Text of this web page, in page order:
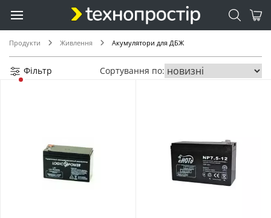
Продукти Живлення Акумулятори для ДБЖ
60 (+1)
70 (+1)
90 (+1)
Фільтр Сортування по: